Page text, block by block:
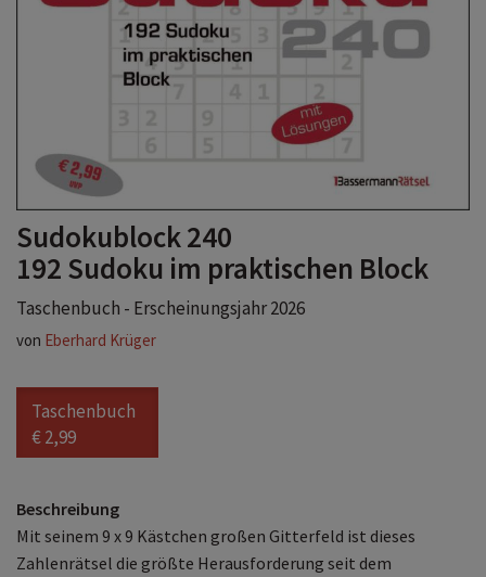
Sudokublock 240
192 Sudoku im praktischen Block
Taschenbuch - Erscheinungsjahr 2026
von Eberhard Krüger
Taschenbuch
€ 2,99
Beschreibung
Mit seinem 9 x 9 Kästchen großen Gitterfeld ist dieses
Zahlenrätsel die größte Herausforderung seit dem